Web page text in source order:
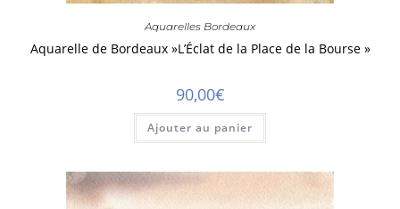
Aquarelles Bordeaux
Aquarelle de Bordeaux »L’Éclat de la Place de la Bourse »
90,00€
Ajouter au panier